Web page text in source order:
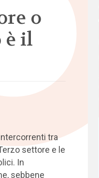
o
è il
tra
settore e le
In
sebbene